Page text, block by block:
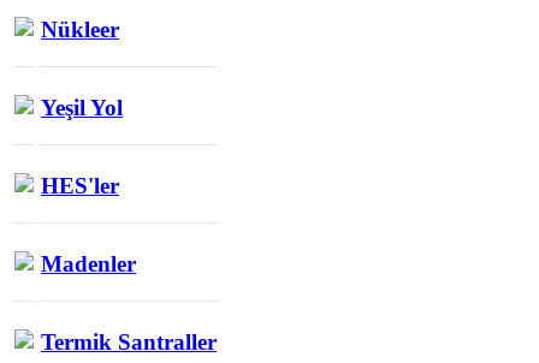
Nükleer
Yeşil Yol
HES'ler
Madenler
Termik Santraller